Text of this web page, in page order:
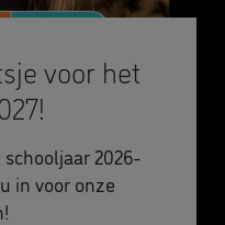
voor het
2026-
in voor onze